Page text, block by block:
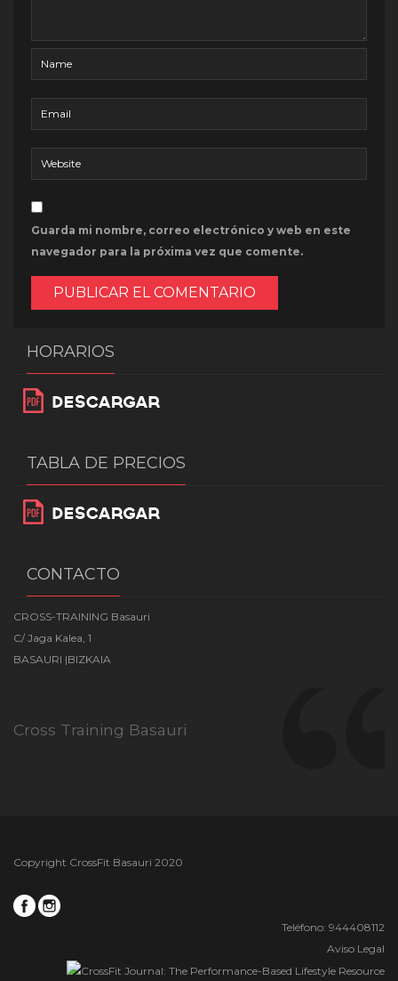
Guarda mi nombre, correo electrónico y web en este
navegador para la próxima vez que comente.
HORARIOS
TABLA DE PRECIOS
CONTACTO
CROSS-TRAINING Basauri
C/ Jaga Kalea, 1
BASAURI |BIZKAIA
Cross Training Basauri
Copyright CrossFit Basauri 2020
Teléfono: 944408112
Aviso Legal